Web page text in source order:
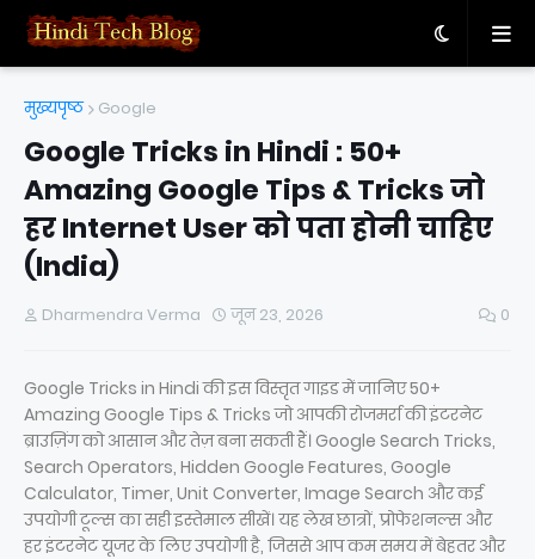
मुख्यपृष्ठ Google
Google Tricks in Hindi : 50+
Amazing Google Tips & Tricks जो
हर Internet User को पता होनी चाहिए
(India)
Dharmendra Verma जून 23, 2026 0
Google Tricks in Hindi की इस विस्तृत गाइड में जानिए 50+
Amazing Google Tips & Tricks जो आपकी रोजमर्रा की इंटरनेट
ब्राउज़िंग को आसान और तेज़ बना सकती हैं। Google Search Tricks,
Search Operators, Hidden Google Features, Google
Calculator, Timer, Unit Converter, Image Search और कई
उपयोगी टूल्स का सही इस्तेमाल सीखें। यह लेख छात्रों, प्रोफेशनल्स और
हर इंटरनेट यूजर के लिए उपयोगी है, जिससे आप कम समय में बेहतर और